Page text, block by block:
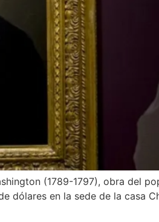
(1789-1797), obra del
dólares en la sede de la casa